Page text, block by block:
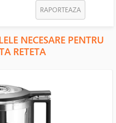
RAPORTEAZA
NECESARE PENTRU
RETETA